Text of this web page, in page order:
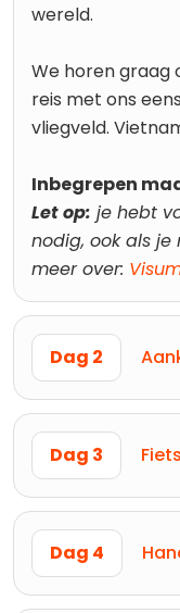
wereld.
We horen graag
reis met ons
vliegveld.
Inbegrepen
Let op: je hebt
nodig, ook als
meer over:
Dag 2
Dag 3
Dag 4